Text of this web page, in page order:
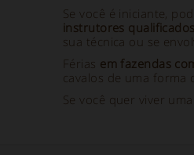
Se você é iniciante,
instrutores
sua técnica ou se
Férias em fazendas
cavalos de uma forma
Se você quer viver